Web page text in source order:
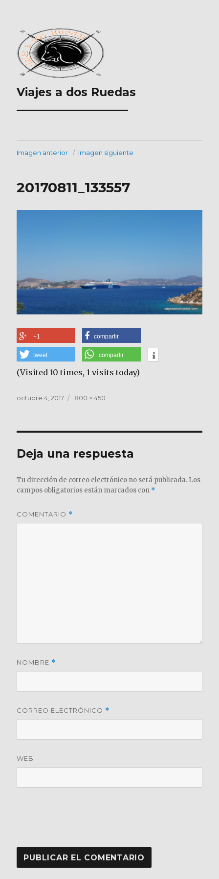
Viajes a dos Ruedas
___________________
Imagen anterior Imagen siguiente
20170811_133557
+1 compartir
tweet compartir
(Visited 10 times, 1 visits today)
Publicado
octubre 4, 2017
Tamaño
800 × 450
Deja una respuesta
Tu dirección de correo electrónico no será publicada. Los
campos obligatorios están marcados con *
COMENTARIO *
NOMBRE *
CORREO ELECTRÓNICO *
WEB